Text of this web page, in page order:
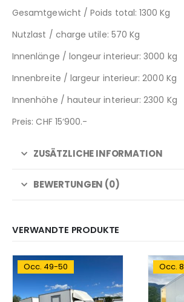
Gesamtgewicht / Poids total: 1300 Kg
Nutzlast / charge utile: 570 Kg
Innenlänge / longeur interieur: 3000 kg
Innenbreite / largeur interieur: 2000 Kg
Innenhöhe / hauteur interieur: 2300 Kg
Preis: CHF 15‘900.-
ZUSÄTZLICHE INFORMATION
BEWERTUNGEN (0)
VERWANDTE PRODUKTE
Occ. 8 Occ. 11